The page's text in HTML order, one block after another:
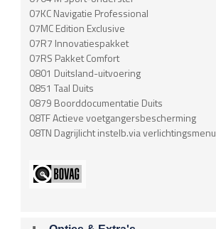
07KC Navigatie Professional
07MC Edition Exclusive
07R7 Innovatiespakket
07RS Pakket Comfort
0801 Duitsland-uitvoering
0851 Taal Duits
0879 Boorddocumentatie Duits
08TF Actieve voetgangersbescherming
08TN Dagrijlicht instelb.via verlichtingsmenu